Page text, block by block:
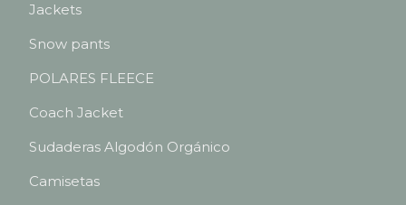
Jackets
Snow pants
POLARES FLEECE
Coach Jacket
Sudaderas Algodón Orgánico
Camisetas